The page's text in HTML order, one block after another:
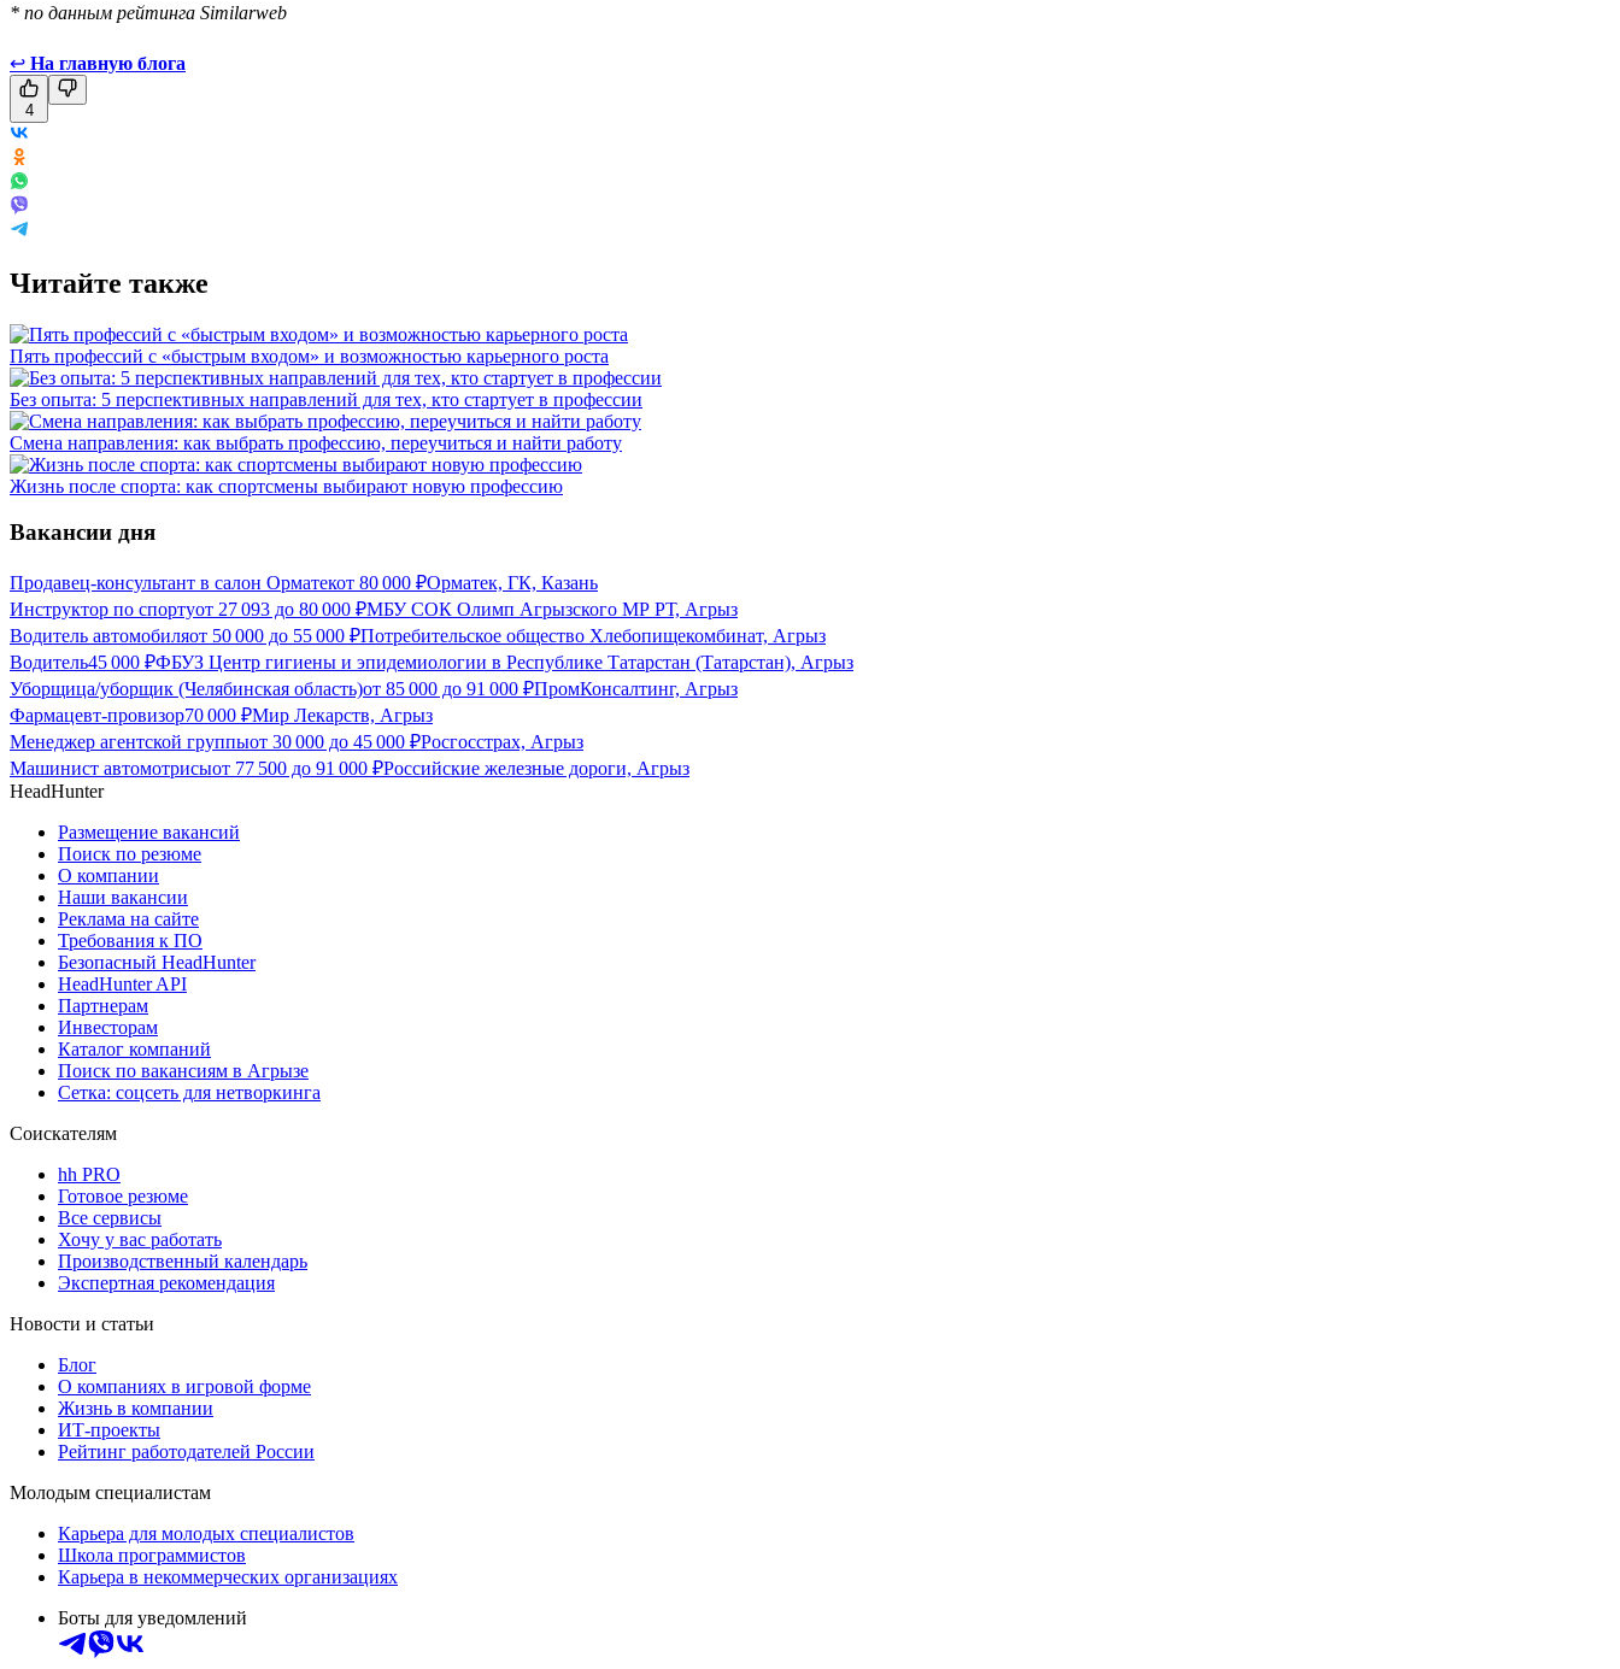
* по данным рейтинга Similarweb
↩ На главную блога
4
Читайте также
Пять профессий с «быстрым входом» и возможностью карьерного роста
Без опыта: 5 перспективных направлений для тех, кто стартует в профессии
Смена направления: как выбрать профессию, переучиться и найти работу
Жизнь после спорта: как спортсмены выбирают новую профессию
Вакансии дня
Продавец-консультант в салон Орматекот 80 000 ₽Орматек, ГК, Казань
Инструктор по спортуот 27 093 до 80 000 ₽МБУ СОК Олимп Агрызского МР РТ, Агрыз
Водитель автомобиляот 50 000 до 55 000 ₽Потребительское общество Хлебопищекомбинат, Агрыз
Водитель45 000 ₽ФБУЗ Центр гигиены и эпидемиологии в Республике Татарстан (Татарстан), Агрыз
Уборщица/уборщик (Челябинская область)от 85 000 до 91 000 ₽ПромКонсалтинг, Агрыз
Фармацевт-провизор70 000 ₽Мир Лекарств, Агрыз
Менеджер агентской группыот 30 000 до 45 000 ₽Росгосстрах, Агрыз
Машинист автомотрисыот 77 500 до 91 000 ₽Российские железные дороги, Агрыз
HeadHunter
Размещение вакансий
Поиск по резюме
О компании
Наши вакансии
Реклама на сайте
Требования к ПО
Безопасный HeadHunter
HeadHunter API
Партнерам
Инвесторам
Каталог компаний
Поиск по вакансиям в Агрызе
Сетка: соцсеть для нетворкинга
Соискателям
hh PRO
Готовое резюме
Все сервисы
Хочу у вас работать
Производственный календарь
Экспертная рекомендация
Новости и статьи
Блог
О компаниях в игровой форме
Жизнь в компании
ИТ-проекты
Рейтинг работодателей России
Молодым специалистам
Карьера для молодых специалистов
Школа программистов
Карьера в некоммерческих организациях
Боты для уведомлений